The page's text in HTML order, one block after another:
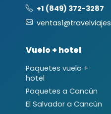
+1 (849) 372-3287
Vuelo + hotel
Paquetes vuelo +
hotel
Paquetes a Cancún
El Salvador a Cancún